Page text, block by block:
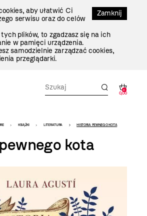
Zamknij
aby ułatwić Ci
serwisu oraz do celów
plików, to zgadzasz się na ich
w pamięci urządzenia.
samodzielnie zarządzać cookies,
przeglądarki.
0
0,00
KSIĄŻKI LITERATURA HISTORIA PEWNEGO KOTA
kota